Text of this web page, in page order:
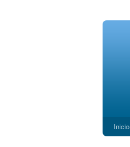
Saltar
Inicio